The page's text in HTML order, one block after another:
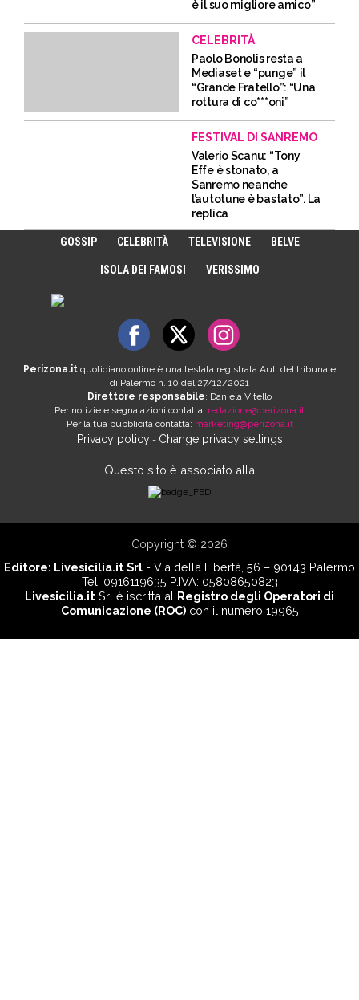
è il suo migliore amico”
CELEBRITÀ
Paolo Bonolis resta a
Mediaset e “punge” il
“Grande Fratello”: “Una
rottura di co***oni”
FESTIVAL DI SANREMO
Valerio Scanu: “Tony
Effe è stonato, a
Sanremo neanche
l’autotune è bastato”. La
replica
GOSSIP CELEBRITÀ TELEVISIONE BELVE
ISOLA DEI FAMOSI VERISSIMO
Perizona.it quotidiano online è una testata registrata Aut. del tribunale
di Palermo n. 10 del 27/12/2021
Direttore responsabile: Daniela Vitello
Per notizie e segnalazioni contatta: redazione@perizona.it
Per la tua pubblicità contatta: marketing@perizona.it
Privacy policy- Change privacy settings
Questo sito è associato alla
Copyright © 2026
Editore: Livesicilia.it Srl - Via della Libertà, 56 – 90143 Palermo
Tel: 0916119635 P.IVA: 05808650823
Livesicilia.it Srl è iscritta al Registro degli Operatori di
Comunicazione (ROC)con il numero 19965